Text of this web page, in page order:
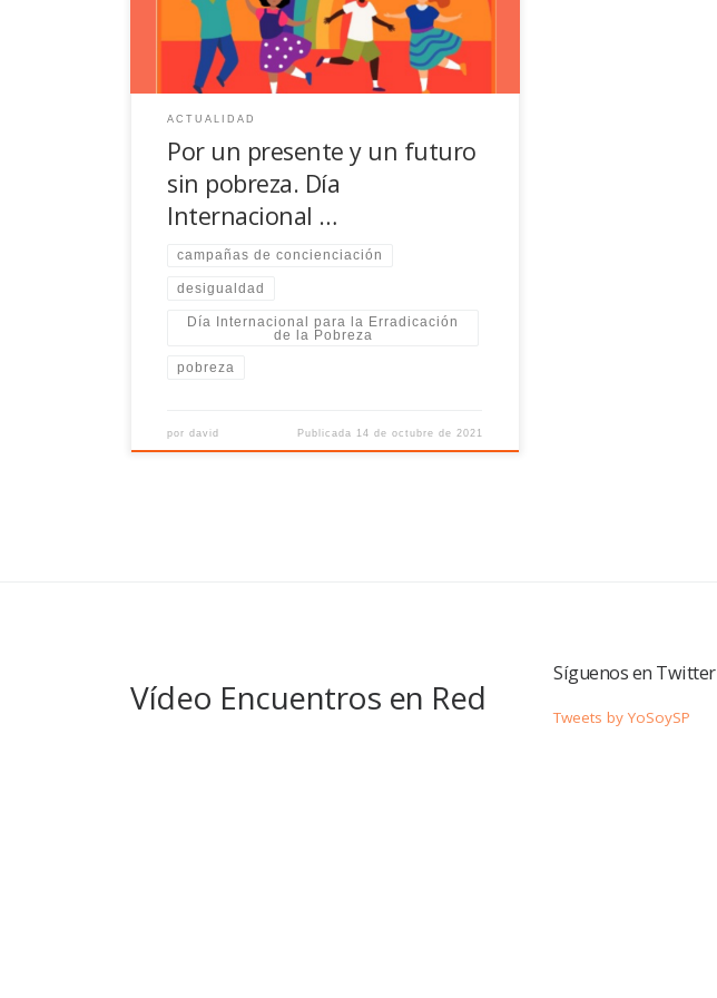
nuestras aulas.
ACTUALIDAD
Por un presente y un futuro
sin pobreza. Día
Internacional …
campañas de concienciación
desigualdad
Día Internacional para la Erradicación
de la Pobreza
pobreza
pordavid Publicada 14 de octubre de 2021
Vídeo Encuentros en Red
Síguenos en Twitter
Tweets by YoSoySP